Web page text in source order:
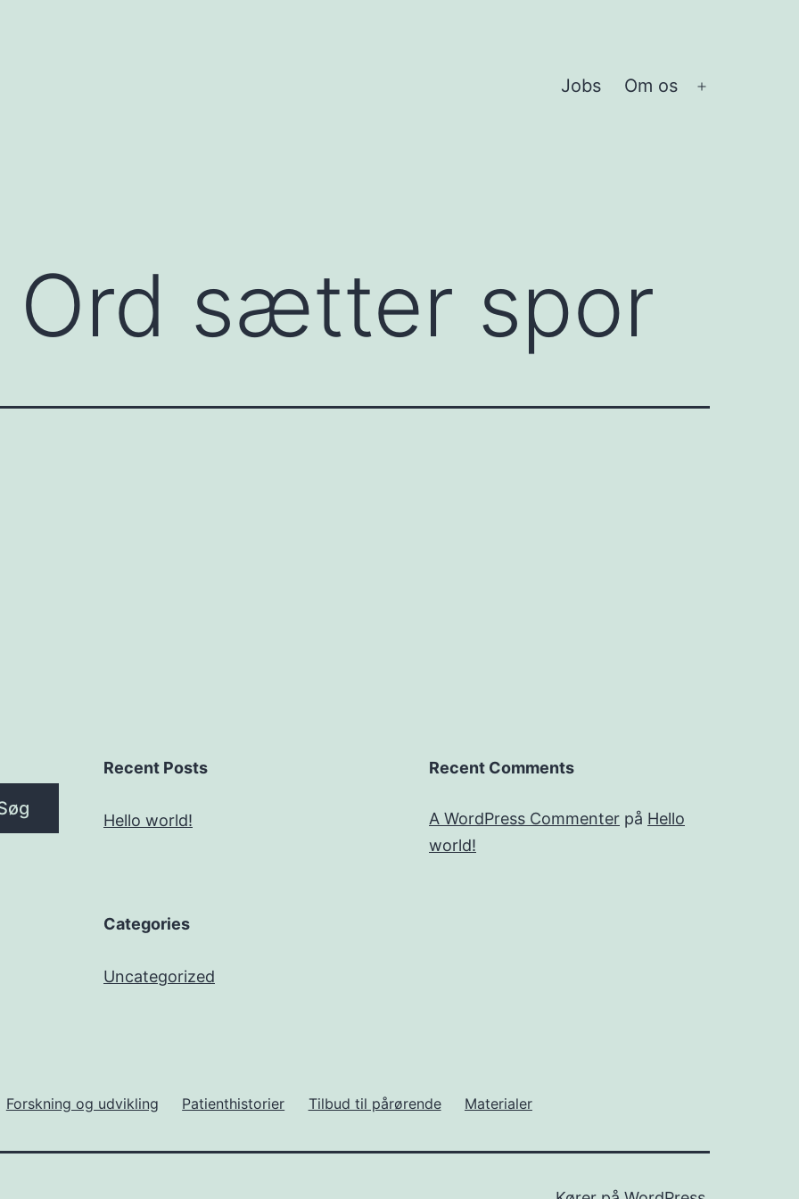
Jobs Om os
Ord sætter spor
Recent Posts
Hello world!
Recent Comments
A WordPress Commenter på Hello
world!
Categories
Uncategorized
Forskning og udvikling Patienthistorier Tilbud til pårørende Materialer